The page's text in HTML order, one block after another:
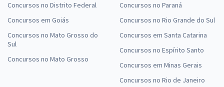
Concursos no Distrito Federal
Concursos em Goiás
Concursos no Mato Grosso do
Sul
Concursos no Mato Grosso
Concursos no Paraná
Concursos no Rio Grande do Sul
Concursos em Santa Catarina
Concursos no Espírito Santo
Concursos em Minas Gerais
Concursos no Rio de Janeiro